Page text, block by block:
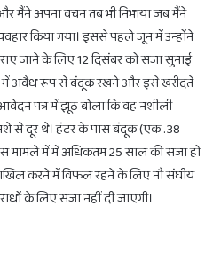
मैंने अपना वचन तब भी निभाया जब मैंने
किया गया। इससे पहले जून में उन्होंने
जाने के लिए 12 दिसंबर को सजा सुनाई
जून में अवैध रूप से बंदूक रखने और इसे खरीदते
पत्र में झूठ बोला कि वह नशीली
से दूर थे। हंटर के पास बंदूक (एक .38-
मामले में में अधिकतम 25 साल की सजा हो
करने में विफल रहने के लिए नौ संघीय
के लिए सजा नहीं दी जाएगी।
मिलेगा सिर्फ 1 घंटा का ही समय